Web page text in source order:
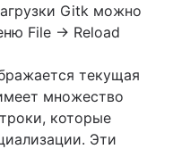
Gitk можно
File -> Reload
текущая
множество
которые
Эти